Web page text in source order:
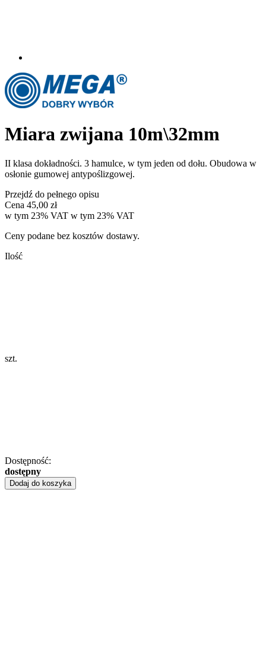
Miara zwijana 10m\32mm
II klasa dokładności. 3 hamulce, w tym jeden od dołu. Obudowa w
osłonie gumowej antypoślizgowej.
Przejdź do pełnego opisu
Cena 45,00 zł
w tym 23% VAT w tym 23% VAT
Ceny podane bez kosztów dostawy.
Ilość
szt.
Dostępność:
dostępny
Dodaj do koszyka